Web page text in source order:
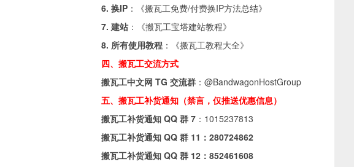
6. 换IP ：《搬瓦工免费/付费换IP方法总结》
7. 建站 ：《搬瓦工宝塔建站教程》
8. 所有使用教程 ：《搬瓦工教程大全》
四、搬瓦工交流方式
搬瓦工中文网 TG 交流群 ： @BandwagonHostGroup
五、搬瓦工补货通知（禁言，仅推送优惠信息）
搬瓦工补货通知 QQ 群 7 ： 1015237813
搬瓦工补货通知 QQ 群 11： 280724862
搬瓦工补货通知 QQ 群 12： 852461608